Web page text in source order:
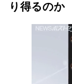
り得るのか